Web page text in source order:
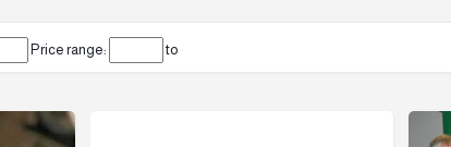
Price range: to